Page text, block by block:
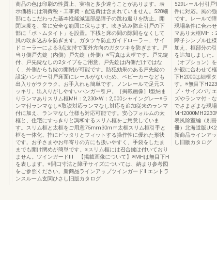
商品の色は印刷の性質上、実物と多少違うことがあります。表
示価格には消費税・工事費・配送費は含まれていません。528細
部にもこだわった基本性能減速部品障子の跳ね返りを防止。開
閉速度を、常に安全な範囲に保ちます。吹き込み防止引戸の下
部に「ボトムタイト」を設置。下桟と床の間の隙間をなくして
風の吹き込みを防ぎます。ガタツキ防止ガイドローラー、サイ
ドローラーによる3点支持で面外方向のガタツキを防ぎます。戸
当り側戸先錠（内側）戸先錠（外側）※写真は太框です。戸先錠
付、戸先錠なしの2タイプをご用意。戸先錠は内側だけではな
く、外側からも錠の開閉が可能です。防犯効果のある戸先錠の
設定ハンガー引戸床面にレールがないため、ベビーカーなども
出入りがラクラク。お手入れも簡単です。ノンレールで足元ス
ッキリ。出入りがしやすいハンガー引戸。［掲載画像］Ⅰ型納ま
りランマありスリム框MH：2,230×W：2,000シャイングレー※ラ
ンマ付ランマなし※取説対応ランマなし対応を追加従来のランマ
付に加え、ランマなし仕様も対応可能です。安心フォルムの太
框と、住宅にすっきりと調和するスリム框をご用意していま
す。スリム框と太框をご用意75mm30mm太框スリム框引手と
框を一体化。指にピッタリとフィットする操作性に優れた形状
です。お子さまやお年寄りの方にも扱いやすく、手袋をしたま
までも開け閉めが簡単です。※スリム框には召合鍵は付いており
ません。ツインガードⅢ 【掲載画像について】※MHは無目下H
を表します。※開口寸法と障子サイズについては、納まり参考図
をご参照ください。新商品ラインアップツインガードⅢエントラ
ンスルーム玄関ひさし旧版カタログ
529レール付引
件に対応。風の
です。レールで
現場条件に合わ
マあり太框MH：
障子シンプル仕
加え、框部分の
を追加しました
（オプション）
外観に合わせて
下H2000は細框
す。※無目下
プ・サイズバリ
ズやランマ付・
でさまざまな現
表風除室編（別
冊）北海道版
新商品ラインア
し旧版カタログ